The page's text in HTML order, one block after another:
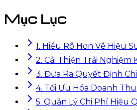
Mục Lục
1. Hiểu Rõ Hơn Về Hiệu
2. Cải Thiện Trải Nghiệm
3. Đưa Ra Quyết Định
4. Tối Ưu Hóa Doanh Thu
5. Quản Lý Chi Phí Hiệu